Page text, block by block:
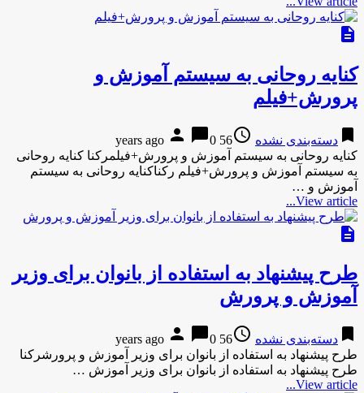
description
کنایه روحانی به سیستم آموزش و
پرورش+فیلم
bookmark دسته‌بندی نشده access_time
56 years ago
person chat_bubble0
کنایه روحانی به سیستم آموزش و پرورش+فیلمرکنا کنایه روحانی
به سیستم آموزش و پرورش+فیلم رکناکنایه روحانی به سیستم
آموزش و …
View article...
description
طرح پیشنهاد به استفاده از بانوان برای وزیر
آموزش و پرورش
bookmark دسته‌بندی نشده access_time
56 years ago
person chat_bubble0
طرح پیشنهاد به استفاده از بانوان برای وزیر آموزش و پرورشرکنا
طرح پیشنهاد به استفاده از بانوان برای وزیر آموزش …
View article...